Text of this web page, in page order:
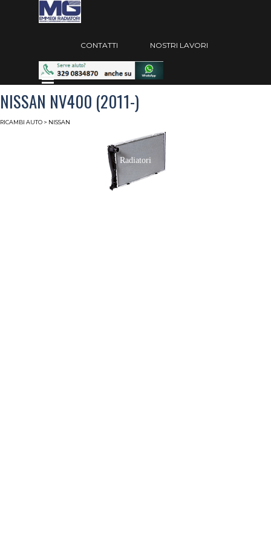
Vai ai contenuti
Salta menù
CONTATTI NOSTRI LAVORI
Salta menù
NISSAN NV400 (2011-)
RICAMBI AUTO > NISSAN
Radiatori